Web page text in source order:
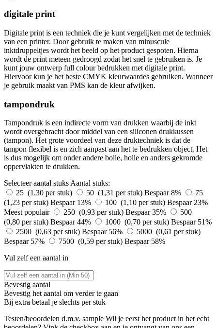
digitale print
Digitale print is een techniek die je kunt vergelijken met de techniek
van een printer. Door gebruik te maken van minuscule
inktdruppeltjes wordt het beeld op het product gespoten. Hierna
wordt de print meteen gedroogd zodat het snel te gebruiken is. Je
kunt jouw ontwerp full colour bedrukken met digitale print.
Hiervoor kun je het beste CMYK kleurwaardes gebruiken. Wanneer
je gebruik maakt van PMS kan de kleur afwijken.
tampondruk
Tampondruk is een indirecte vorm van drukken waarbij de inkt
wordt overgebracht door middel van een siliconen drukkussen
(tampon). Het grote voordeel van deze druktechniek is dat de
tampon flexibel is en zich aanpast aan het te bedrukken object. Het
is dus mogelijk om onder andere bolle, holle en anders gekromde
oppervlakten te drukken.
Selecteer aantal stuksAantal stuks:
25 (1,30 per stuk)
50 (1,31 per stuk) Bespaar 8%
75
(1,23 per stuk) Bespaar 13% 100 (1,10 per stuk) Bespaar 23%
Meest populair
250 (0,93 per stuk) Bespaar 35%
500
(0,80 per stuk) Bespaar 44% 1000 (0,70 per stuk) Bespaar 51%
2500 (0,63 per stuk) Bespaar 56%
5000 (0,61 per stuk)
Bespaar 57%
7500 (0,59 per stuk) Bespaar 58%
Vul zelf een aantal in
Bevestig aantal
Bevestig het aantal om verder te gaan
Bij extra betaal je slechts per stuk
Testen/beoordelen d.m.v. sample Wil je eerst het product in het echt